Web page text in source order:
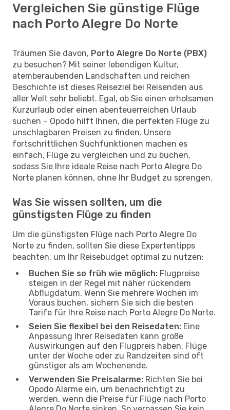
Vergleichen Sie günstige Flüge
nach Porto Alegre Do Norte
Träumen Sie davon, Porto Alegre Do Norte (PBX)
zu besuchen? Mit seiner lebendigen Kultur,
atemberaubenden Landschaften und reichen
Geschichte ist dieses Reiseziel bei Reisenden aus
aller Welt sehr beliebt. Egal, ob Sie einen erholsamen
Kurzurlaub oder einen abenteuerreichen Urlaub
suchen – Opodo hilft Ihnen, die perfekten Flüge zu
unschlagbaren Preisen zu finden. Unsere
fortschrittlichen Suchfunktionen machen es
einfach, Flüge zu vergleichen und zu buchen,
sodass Sie Ihre ideale Reise nach Porto Alegre Do
Norte planen können, ohne Ihr Budget zu sprengen.
Was Sie wissen sollten, um die
günstigsten Flüge zu finden
Um die günstigsten Flüge nach Porto Alegre Do
Norte zu finden, sollten Sie diese Expertentipps
beachten, um Ihr Reisebudget optimal zu nutzen:
Buchen Sie so früh wie möglich: Flugpreise
steigen in der Regel mit näher rückendem
Abflugdatum. Wenn Sie mehrere Wochen im
Voraus buchen, sichern Sie sich die besten
Tarife für Ihre Reise nach Porto Alegre Do Norte.
Seien Sie flexibel bei den Reisedaten: Eine
Anpassung Ihrer Reisedaten kann große
Auswirkungen auf den Flugpreis haben. Flüge
unter der Woche oder zu Randzeiten sind oft
günstiger als am Wochenende.
Verwenden Sie Preisalarme: Richten Sie bei
Opodo Alarme ein, um benachrichtigt zu
werden, wenn die Preise für Flüge nach Porto